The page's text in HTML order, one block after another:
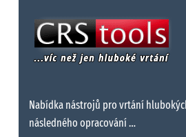
Nabídka nástrojů pro vrtání
následného opracování …